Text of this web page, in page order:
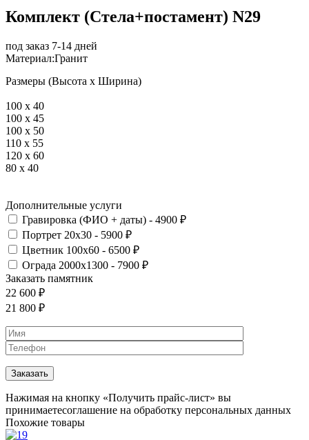
Комплект (Стела+постамент) N29
под заказ 7-14 дней
Материал:Гранит
Размеры (Высота х Ширина)
100 х 40
100 x 45
100 x 50
110 x 55
120 x 60
80 х 40
Дополнительные услуги
Гравировка (ФИО + даты) - 4900 ₽
Портрет 20х30 - 5900 ₽
Цветник 100х60 - 6500 ₽
Ограда 2000х1300 - 7900 ₽
Заказать памятник
22 600 ₽
21 800 ₽
Нажимая на кнопку «Получить прайс-лист» вы
принимаетесоглашение на обработку персональных данных
Похожие товары